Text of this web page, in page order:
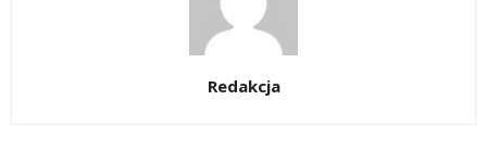
Redakcja